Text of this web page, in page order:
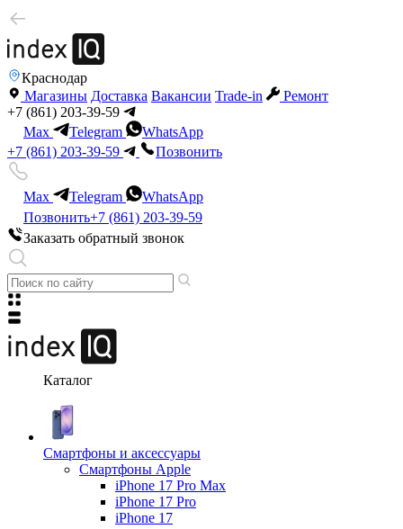
Краснодар
Магазины Доставка Вакансии Trade-in
Ремонт
+7 (861) 203-39-59
Max
Telegram
WhatsApp
+7 (861) 203-39-59
Позвонить
Max Telegram
WhatsApp
Позвонить+7 (861) 203-39-59
Заказать обратный звонок
Каталог
Смартфоны и аксессуары
Смартфоны Apple
iPhone 17 Pro Max
iPhone 17 Pro
iPhone 17